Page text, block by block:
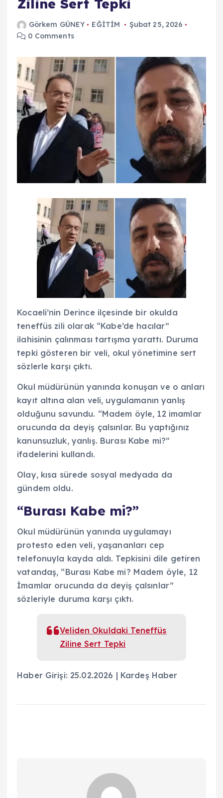
Ziline Sert Tepki
Görkem GÜNEY EĞİTİM
Şubat 25, 2026
0 Comments
Kocaeli’nin Derince ilçesinde bir okulda
teneffüs zili olarak “Kabe’de hacılar”
ilahisinin çalınması tartışma yarattı. Duruma
tepki gösteren bir veli, okul yönetimine sert
sözlerle karşı çıktı.
Okul müdürünün yanında konuşan ve o anları
kayıt altına alan veli, uygulamanın yanlış
olduğunu savundu. “Madem öyle, 12 imamlar
orucunda da deyiş çalsınlar. Bu yaptığınız
kanunsuzluk, yanlış. Burası Kabe mi?”
ifadelerini kullandı.
Olay, kısa sürede sosyal medyada da
gündem oldu.
“Burası Kabe mi?”
Okul müdürünün yanında uygulamayı
protesto eden veli, yaşananları cep
telefonuyla kayda aldı. Tepkisini dile getiren
vatandaş, “Burası Kabe mi? Madem öyle, 12
İmamlar orucunda da deyiş çalsınlar”
sözleriyle duruma karşı çıktı.
Veliden Okuldaki Teneffüs
Ziline Sert Tepki
Haber Girişi: 25.02.2026 | Kardeş Haber